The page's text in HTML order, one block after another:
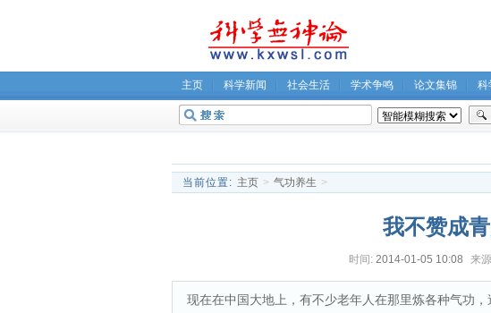
主页 科学新闻 社会生活 学术争鸣 论文集锦 科
无神论坛
当前位置: 主页 > 气功养生 >
我不赞成
时间: 2014-01-05 10:08 来
现在在中国大地上，有不少老年人在那里炼各种气功